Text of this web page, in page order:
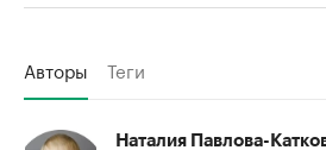
Авторы Теги
Наталия Павлова-